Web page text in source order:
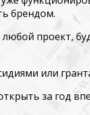
брендом.
проект,
или
за год